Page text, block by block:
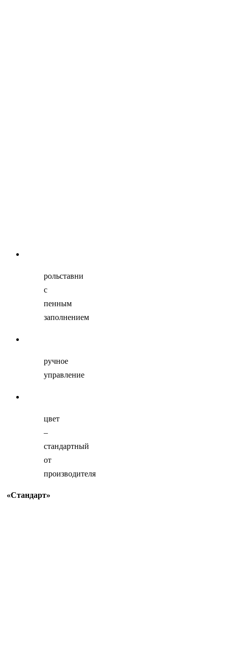
рольставни
с
пенным
заполнением
ручное
управление
цвет
–
стандартный
от
производителя
«Стандарт»